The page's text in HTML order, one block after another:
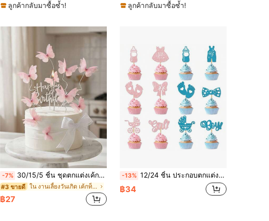
ลูกค้ากลับมาซื้อซ้ำ! ลูกค้ากลับมาซื้อซ้ำ!
-7% 30/15/5 ชิ้น ชุดตกแต่งเค้กผีเสื้อ 3 มิติ ผสม ผีเสื้อตกแต่งคัพเค้ก สำหรับวันเกิดเด็กผู้หญิง งานแต่งงาน งานปาร์ตี้ วันหยุด อุปกรณ์ทำขนมหวาน
#3 ขายดี ใน งานเลี้ยงวันเกิด เค้กท็อปเปอร์
฿27
-13% 12/24 ชิ้น ประกอบตกแต่งคัพเค้กสำหรับปาร์ตีเปิดเผยเพศสีน้ำเงินและสีชมพู ตกแต่งเค้ก
฿34